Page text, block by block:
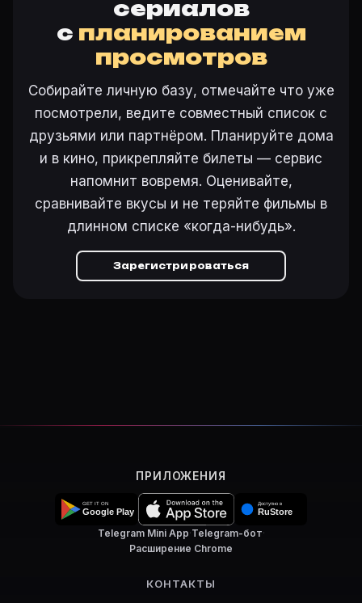
сериалов
с планированием
просмотров
Собирайте личную базу, отмечайте что уже
посмотрели, ведите совместный список с
друзьями или партнёром. Планируйте дома
и в кино, прикрепляйте билеты — сервис
напомнит вовремя. Оценивайте,
сравнивайте вкусы и не теряйте фильмы в
длинном списке «когда-нибудь».
Зарегистрироваться
ПРИЛОЖЕНИЯ
Telegram Mini App·Telegram-бот·
Расширение Chrome
КОНТАКТЫ